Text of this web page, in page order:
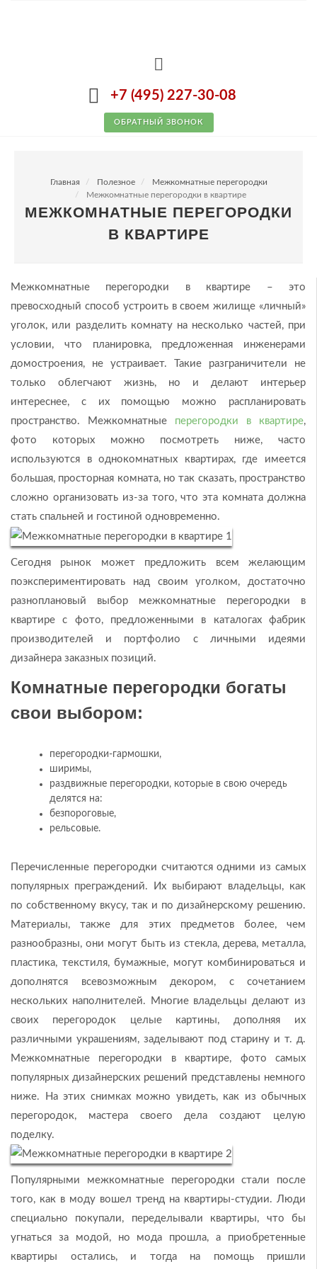
+7 (495) 227-30-08
ОБРАТНЫЙ ЗВОНОК
Главная Полезное
Межкомнатные перегородки
Межкомнатные перегородки в квартире
МЕЖКОМНАТНЫЕ ПЕРЕГОРОДКИ
В КВАРТИРЕ
Межкомнатные перегородки в квартире – это
превосходный способ устроить в своем жилище «личный»
уголок, или разделить комнату на несколько частей, при
условии, что планировка, предложенная инженерами
домостроения, не устраивает. Такие разграничители не
только облегчают жизнь, но и делают интерьер
интереснее, с их помощью можно распланировать
пространство. Межкомнатные перегородки в квартире,
фото которых можно посмотреть ниже, часто
используются в однокомнатных квартирах, где имеется
большая, просторная комната, но так сказать, пространство
сложно организовать из-за того, что эта комната должна
стать спальней и гостиной одновременно.
Сегодня рынок может предложить всем желающим
поэкспериментировать над своим уголком, достаточно
разноплановый выбор межкомнатные перегородки в
квартире с фото, предложенными в каталогах фабрик
производителей и портфолио с личными идеями
дизайнера заказных позиций.
Комнатные перегородки богаты
свои выбором:
перегородки-гармошки,
ширимы,
раздвижные перегородки, которые в свою очередь
делятся на:
безпороговые,
рельсовые.
Перечисленные перегородки считаются одними из самых
популярных преграждений. Их выбирают владельцы, как
по собственному вкусу, так и по дизайнерскому решению.
Материалы, также для этих предметов более, чем
разнообразны, они могут быть из стекла, дерева, металла,
пластика, текстиля, бумажные, могут комбинироваться и
дополнятся всевозможным декором, с сочетанием
нескольких наполнителей. Многие владельцы делают из
своих перегородок целые картины, дополняя их
различными украшениям, заделывают под старину и т. д.
Межкомнатные перегородки в квартире, фото самых
популярных дизайнерских решений представлены немного
ниже. На этих снимках можно увидеть, как из обычных
перегородок, мастера своего дела создают целую
поделку.
Популярными межкомнатные перегородки стали после
того, как в моду вошел тренд на квартиры-студии. Люди
специально покупали, переделывали квартиры, что бы
угнаться за модой, но мода прошла, а приобретенные
квартиры остались, и тогда на помощь пришли